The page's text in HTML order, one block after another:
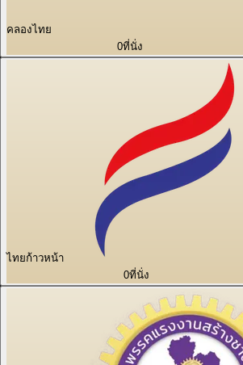
คลองไทย
0ที่นั่ง
ไทยก้าวหน้า
0ที่นั่ง